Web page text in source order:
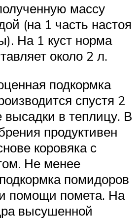
массу
(на 1 часть настоя
На 1 куст норма
около 2 л.
подкормка
спустя 2
высадки в теплицу. В
продуктивен
коровяка с
Не менее
помидоров
помощи помета. На
высушенной